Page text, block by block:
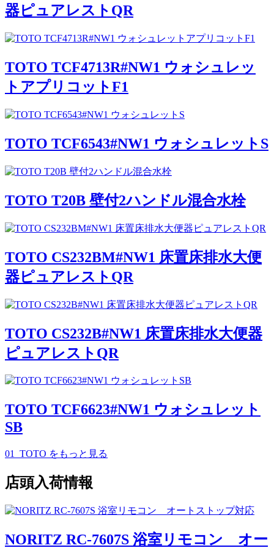
器ピュアレストQR
TOTO TCF4713R#NW1 ウォシュレッ
トアプリコットF1
TOTO TCF6543#NW1 ウォシュレットS
TOTO T20B 壁付2ハンドル混合水栓
TOTO CS232BM#NW1 床置床排水大便
器ピュアレストQR
TOTO CS232B#NW1 床置床排水大便器
ピュアレストQR
TOTO TCF6623#NW1 ウォシュレット
SB
01_TOTO をもっと見る
店頭入荷情報
NORITZ RC-7607S 浴室リモコン オー